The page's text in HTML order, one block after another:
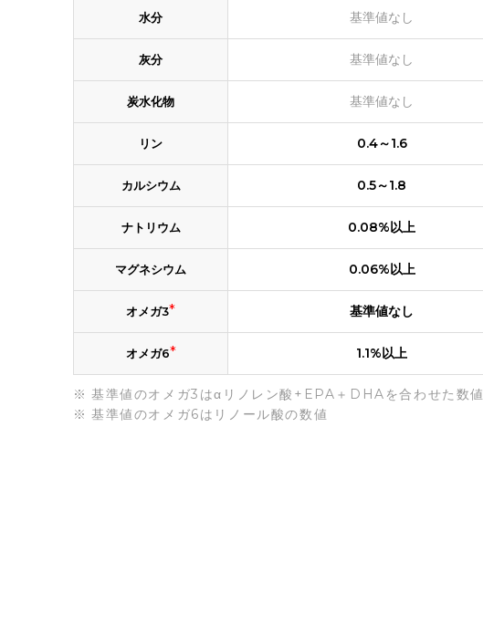
水分 基準値なし
灰分 基準値なし
炭水化物 基準値なし
リン 0.4～1.6
カルシウム 0.5～1.8
ナトリウム 0.08%以上
マグネシウム 0.06%以上
オメガ3* 基準値なし
オメガ6* 1.1%以上
基準値のオメガ3はαリノレン酸+EPA＋DHAを合わせた数値
基準値のオメガ6はリノール酸の数値